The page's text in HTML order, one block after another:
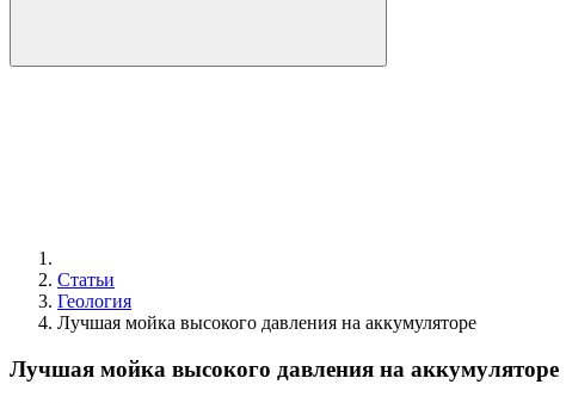
Статьи
Геология
Лучшая мойка высокого давления на аккумуляторе
Лучшая мойка высокого давления на аккумуляторе